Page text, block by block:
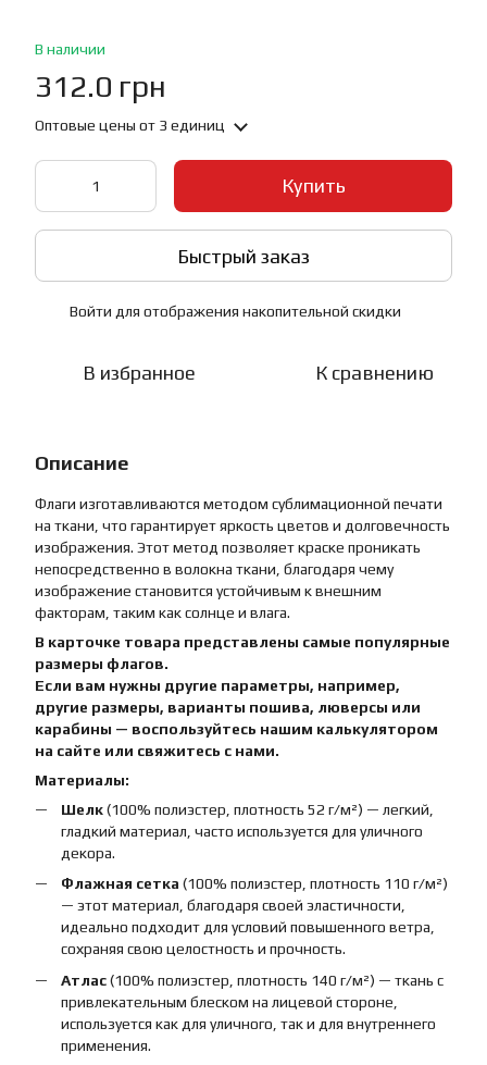
В наличии
312.0 грн
Оптовые цены от 3 единиц
Купить
Быстрый заказ
Войти для отображения накопительной скидки
В избранное К сравнению
Описание
Флаги изготавливаются методом сублимационной печати
на ткани, что гарантирует яркость цветов и долговечность
изображения. Этот метод позволяет краске проникать
непосредственно в волокна ткани, благодаря чему
изображение становится устойчивым к внешним
факторам, таким как солнце и влага.
В карточке товара представлены самые популярные
размеры флагов.
Если вам нужны другие параметры, например,
другие размеры, варианты пошива, люверсы или
карабины — воспользуйтесь нашим калькулятором
на сайте или свяжитесь с нами.
Материалы:
Шелк(100% полиэстер, плотность 52 г/м²) — легкий,
гладкий материал, часто используется для уличного
декора.
Флажная сетка (100% полиэстер, плотность 110 г/м²)
— этот материал, благодаря своей эластичности,
идеально подходит для условий повышенного ветра,
сохраняя свою целостность и прочность.
Атлас(100% полиэстер, плотность 140 г/м²) — ткань с
привлекательным блеском на лицевой стороне,
используется как для уличного, так и для внутреннего
применения.